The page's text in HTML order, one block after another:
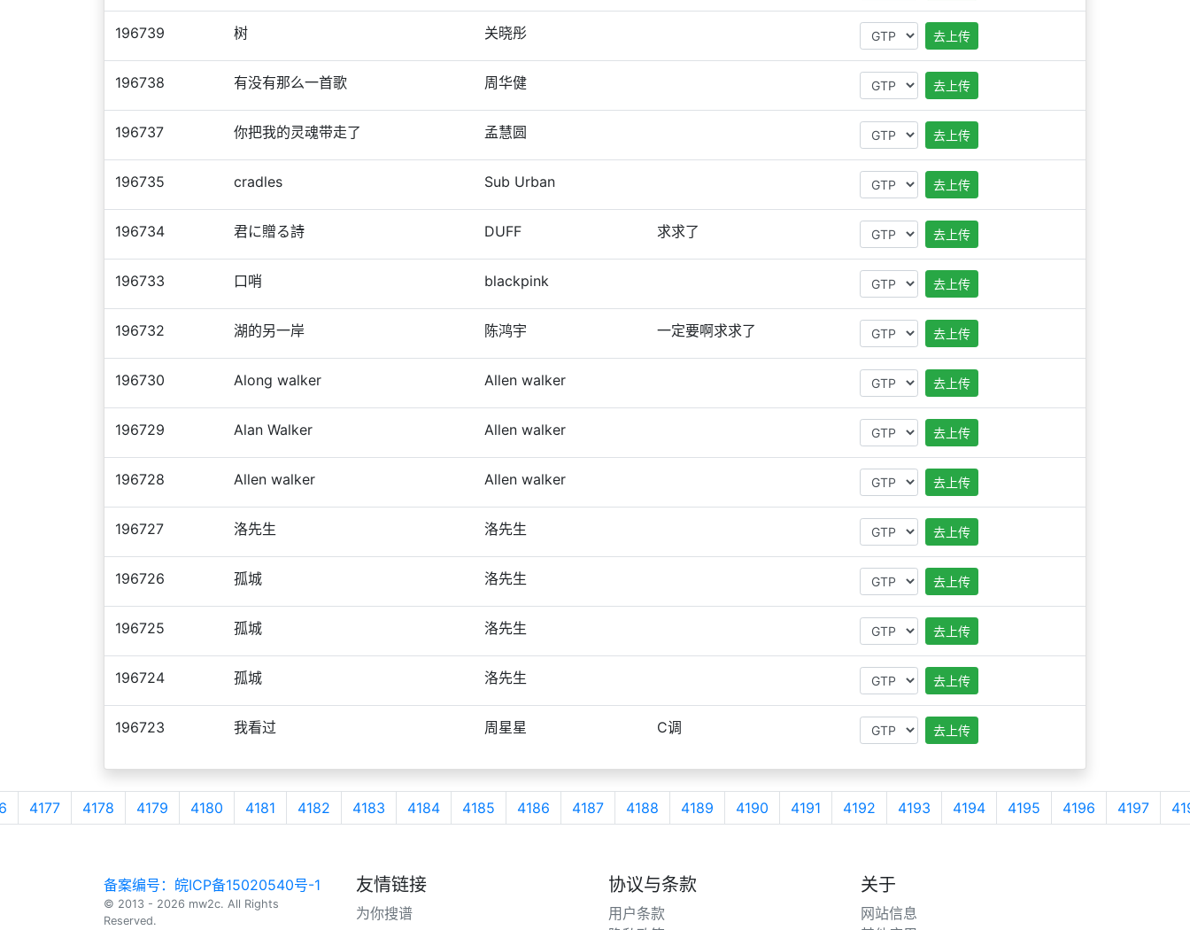
196739 树 关晓彤 去上传
196738 有没有那么一首歌 周华健 去上传
196737 你把我的灵魂带走了 孟慧圆 去上传
196735 cradles Sub Urban 去上传
196734 君に贈る詩 DUFF 求求了 去上传
196733 口哨 blackpink 去上传
196732 湖的另一岸 陈鸿宇 一定要啊求求了 去上传
196730 Along walker Allen walker 去上传
196729 Alan Walker Allen walker 去上传
196728 Allen walker Allen walker 去上传
196727 洛先生 洛先生 去上传
196726 孤城 洛先生 去上传
196725 孤城 洛先生 去上传
196724 孤城 洛先生 去上传
196723 我看过 周星星 C调 去上传
4177 4178 4179 4180 4181 4182 4183 4184 4185 4186 4187 4188 4189 4190 4191 4192 4193 4194 4195 4196 4197
备案编号：皖ICP备15020540号-1
© 2013 - 2026 mw2c. All Rights
Reserved.
友情链接
为你搜谱
协议与条款
用户条款
关于
网站信息